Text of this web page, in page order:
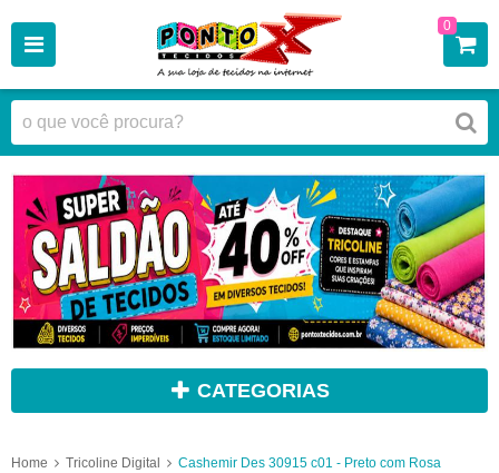
0
CATEGORIAS
Home Tricoline Digital Cashemir Des 30915 c01 - Preto com Rosa